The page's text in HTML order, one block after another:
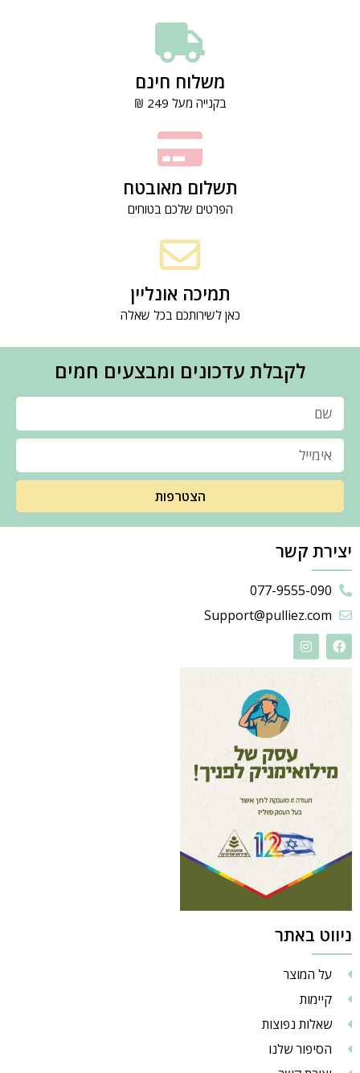
משלוח חינם
בקנייה מעל 249 ₪
תשלום מאובטח
הפרטים שלכם בטוחים
תמיכה אונליין
כאן לשירותכם בכל שאלה
לקבלת עדכונים ומבצעים חמים
הצטרפות
יצירת קשר
077-9555-090
Support@pulliez.com
ניווט באתר
על המוצר
קיימות
שאלות נפוצות
הסיפור שלנו